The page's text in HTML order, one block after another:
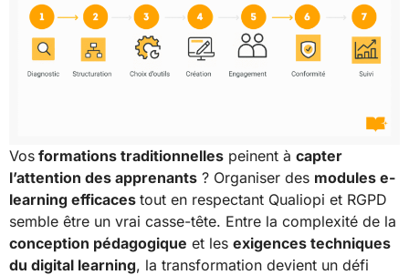
Vos formations traditionnelles peinent à capter
l’attention des apprenants ? Organiser des modules e-
learning efficaces tout en respectant Qualiopi et RGPD
semble être un vrai casse-tête. Entre la complexité de la
conception pédagogique et les exigences techniques
du digital learning, la transformation devient un défi